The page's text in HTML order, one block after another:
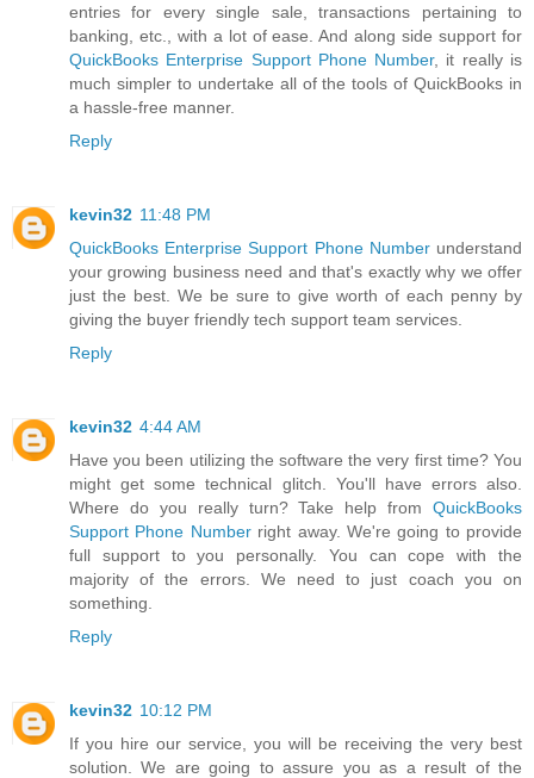
entries for every single sale, transactions pertaining to
banking, etc., with a lot of ease. And along side support for
QuickBooks Enterprise Support Phone Number, it really is
much simpler to undertake all of the tools of QuickBooks in
a hassle-free manner.
Reply
kevin32 11:48 PM
QuickBooks Enterprise Support Phone Numberunderstand
your growing business need and that's exactly why we offer
just the best. We be sure to give worth of each penny by
giving the buyer friendly tech support team services.
Reply
kevin32 4:44 AM
Have you been utilizing the software the very first time? You
might get some technical glitch. You'll have errors also.
Where do you really turn? Take help from QuickBooks
Support Phone Numberright away. We're going to provide
full support to you personally. You can cope with the
majority of the errors. We need to just coach you on
something.
Reply
kevin32 10:12 PM
If you hire our service, you will be receiving the very best
solution. We are going to assure you as a result of the